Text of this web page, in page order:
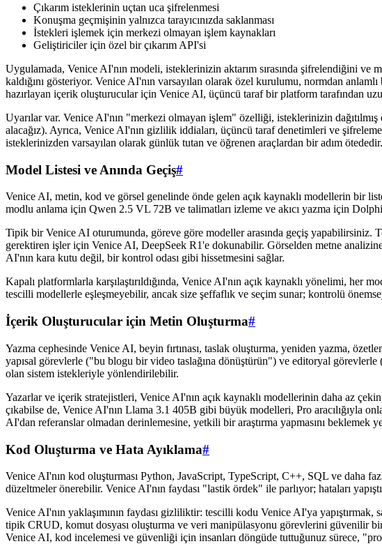
Çıkarım isteklerinin uçtan uca şifrelenmesi
Konuşma geçmişinin yalnızca tarayıcınızda saklanması
İstekleri işlemek için merkezi olmayan işlem kaynakları
Geliştiriciler için özel bir çıkarım API'si
Uygulamada, Venice AI'nın modeli, isteklerinizin aktarım sırasında şifrelendiğini ve
kaldığını gösteriyor. Venice AI'nın varsayılan olarak özel kurulumu, normdan
hazırlayan içerik oluşturucular için Venice AI, üçüncü taraf bir platform tarafından
Uyarılar var. Venice AI'nın "merkezi olmayan işlem" özelliği, isteklerinizin
alacağız). Ayrıca, Venice AI'nın gizlilik iddiaları, üçüncü taraf denetimleri ve
isteklerinizden varsayılan olarak günlük tutan ve öğrenen araçlardan bir adım ötededir.
Model Listesi ve Anında Geçiş#
Venice AI, metin, kod ve görsel genelinde önde gelen açık kaynaklı modellerin bir
modlu anlama için Qwen 2.5 VL 72B ve talimatları izleme ve akıcı yazma için
Tipik bir Venice AI oturumunda, göreve göre modeller arasında geçiş yapabilirsiniz.
gerektiren işler için Venice AI, DeepSeek R1'e dokunabilir. Görselden metne
AI'nın kara kutu değil, bir kontrol odası gibi hissetmesini sağlar.
Kapalı platformlarla karşılaştırıldığında, Venice AI'nın açık kaynaklı yönelimi,
tescilli modellerle eşleşmeyebilir, ancak size şeffaflık ve seçim sunar; kontrolü
İçerik Oluşturucular için Metin Oluşturma#
Yazma cephesinde Venice AI, beyin fırtınası, taslak oluşturma, yeniden yazma,
yapısal görevlerle ("bu blogu bir video taslağına dönüştürün") ve editoryal görevlerle
olan sistem istekleriyle yönlendirilebilir.
Yazarlar ve içerik stratejistleri, Venice AI'nın açık kaynaklı modellerinin daha az
çıkabilse de, Venice AI'nın Llama 3.1 405B gibi büyük modelleri, Pro aracılığıyla
AI'dan referanslar olmadan derinlemesine, yetkili bir araştırma yapmasını beklemek
Kod Oluşturma ve Hata Ayıklama#
Venice AI'nın kod oluşturması Python, JavaScript, TypeScript, C++, SQL ve daha
düzeltmeler önerebilir. Venice AI'nın faydası "lastik ördek" ile parlıyor; hataları
Venice AI'nın yaklaşımının faydası gizliliktir: tescilli kodu Venice AI'ya
tipik CRUD, komut dosyası oluşturma ve veri manipülasyonu görevlerini güvenilir
Venice AI, kod incelemesi ve güvenliği için insanları döngüde tuttuğunuz sürece,